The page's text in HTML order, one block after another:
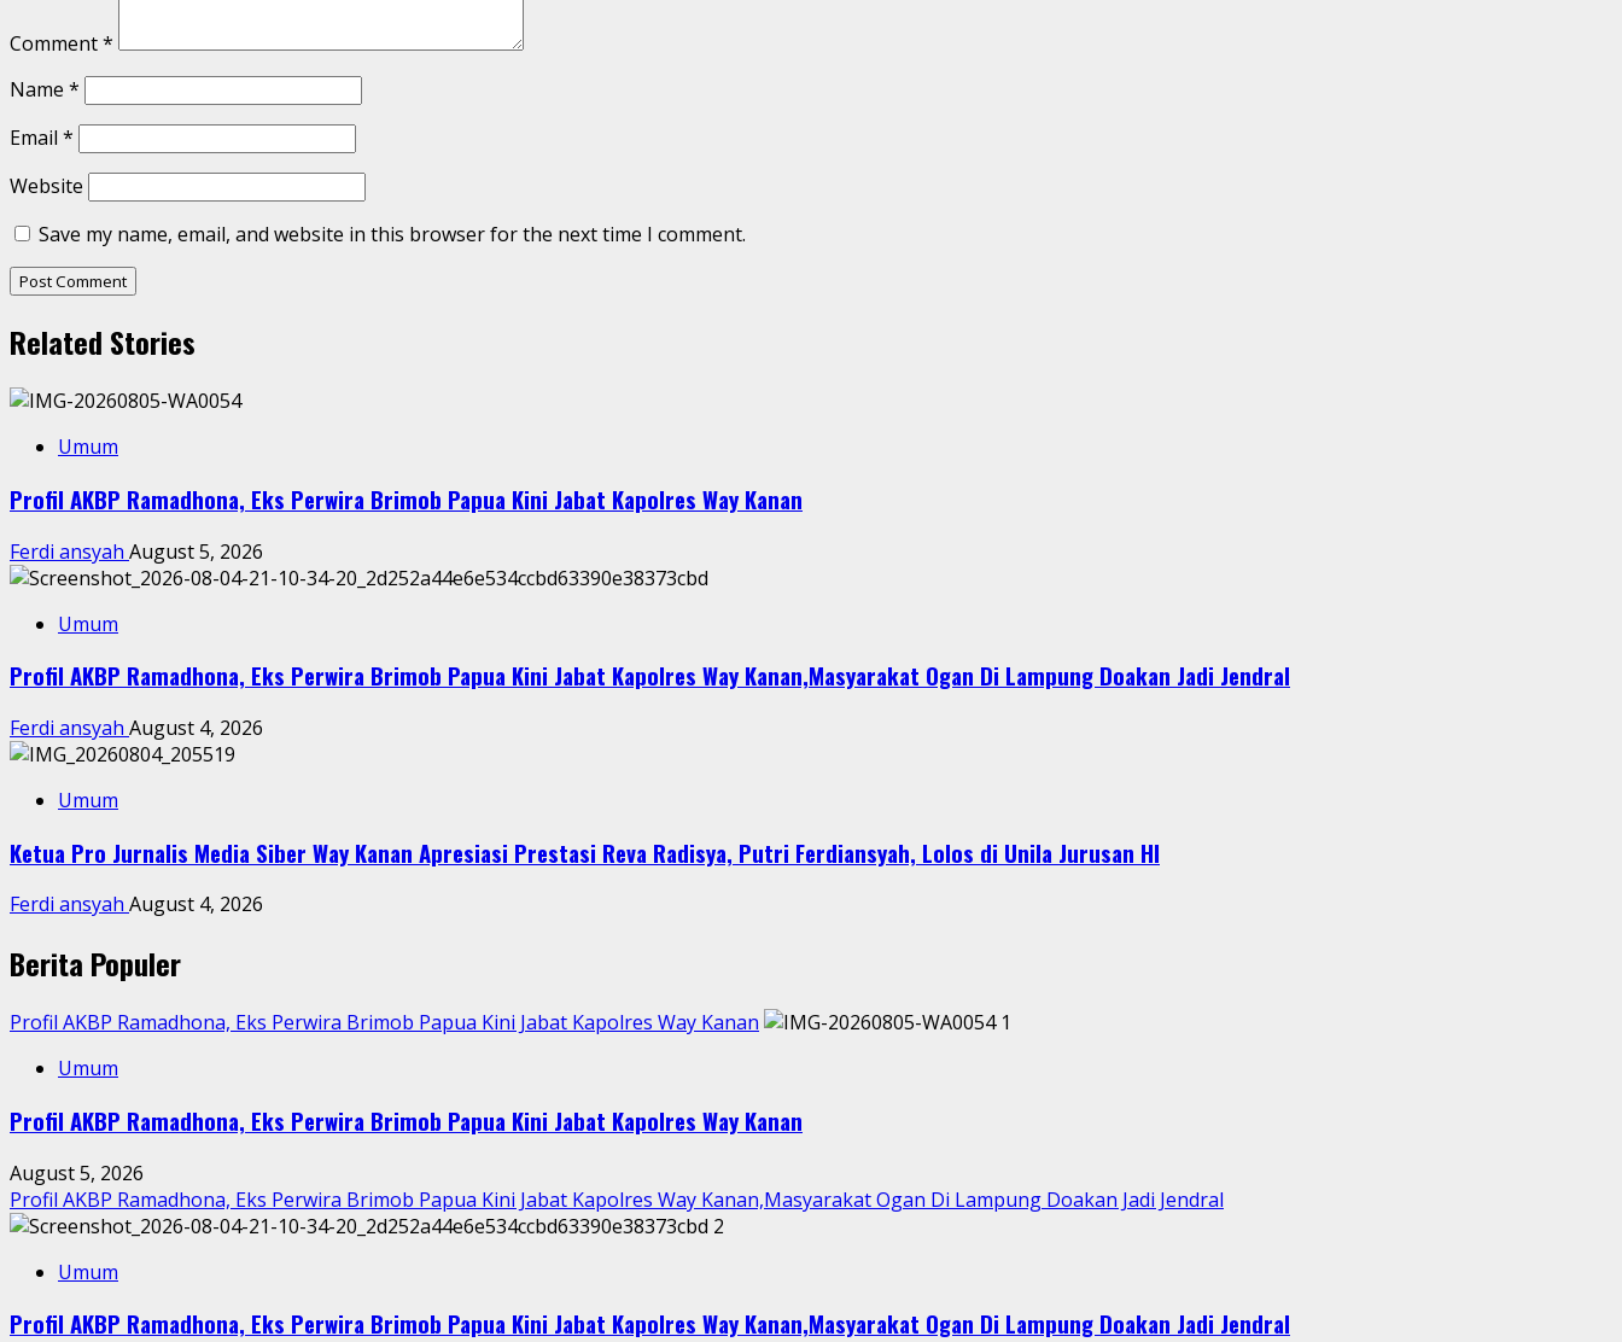
Comment*
Name *
Email *
Website
Save my name, email, and website in this browser for the next time I comment.
Related Stories
Umum
Profil AKBP Ramadhona, Eks Perwira Brimob Papua Kini Jabat Kapolres Way Kanan
Ferdi ansyah August 5, 2026
Umum
Profil AKBP Ramadhona, Eks Perwira Brimob Papua Kini Jabat Kapolres Way Kanan,Masyarakat Ogan Di Lampung Doakan Jadi Jendral
Ferdi ansyah August 4, 2026
Umum
Ketua Pro Jurnalis Media Siber Way Kanan Apresiasi Prestasi Reva Radisya, Putri Ferdiansyah, Lolos di Unila Jurusan HI
Ferdi ansyah August 4, 2026
Berita Populer
Profil AKBP Ramadhona, Eks Perwira Brimob Papua Kini Jabat Kapolres Way Kanan
1
Umum
Profil AKBP Ramadhona, Eks Perwira Brimob Papua Kini Jabat Kapolres Way Kanan
August 5, 2026
Profil AKBP Ramadhona, Eks Perwira Brimob Papua Kini Jabat Kapolres Way Kanan,Masyarakat Ogan Di Lampung Doakan Jadi Jendral
2
Umum
Profil AKBP Ramadhona, Eks Perwira Brimob Papua Kini Jabat Kapolres Way Kanan,Masyarakat Ogan Di Lampung Doakan Jadi Jendral